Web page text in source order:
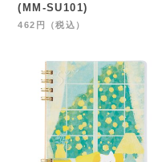
(MM-SU101)
462円（税込）